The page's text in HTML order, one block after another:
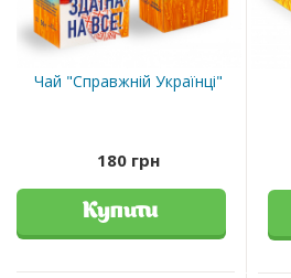
Чай "Справжній Українці"
180 грн
Купити